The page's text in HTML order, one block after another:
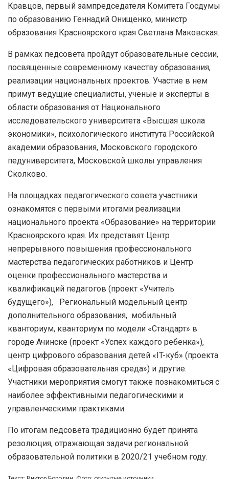
Кравцов, первый зампредседателя Комитета Госдумы
по образованию Геннадий Онищенко, министр
образования Красноярского края Светлана Маковская.
В рамках педсовета пройдут образовательные сессии,
посвященные современному качеству образования,
реализации национальных проектов. Участие в нем
примут ведущие специалисты, ученые и эксперты в
области образования от Национального
исследовательского университета «Высшая школа
экономики», психологического института Российской
академии образования, Московского городского
педуниверситета, Московской школы управления
Сколково.
На площадках педагогического совета участники
ознакомятся с первыми итогами реализации
национального проекта «Образование» на территории
Красноярского края. Их представят Центр
непрерывного повышения профессионального
мастерства педагогических работников и Центр
оценки профессионального мастерства и
квалификаций педагогов (проект «Учитель
будущего»), Региональный модельный центр
дополнительного образования, мобильный
кванториум, кванториум по модели «Стандарт» в
городе Ачинске (проект «Успех каждого ребенка»),
центр цифрового образования детей «IT-куб» (проекта
«Цифровая образовательная среда») и другие.
Участники мероприятия смогут также познакомиться с
наиболее эффективными педагогическими и
управленческими практиками.
По итогам педсовета традиционно будет принята
резолюция, отражающая задачи региональной
образовательной политики в 2020/21 учебном году.